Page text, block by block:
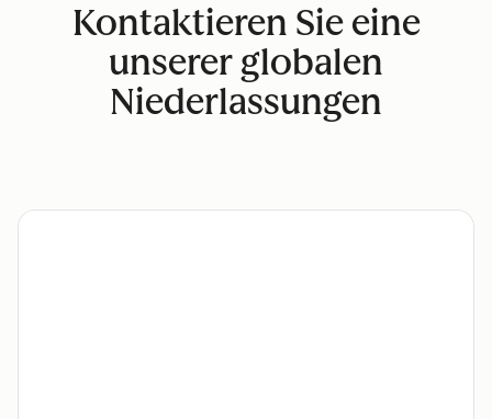
Kontaktieren Sie eine
unserer globalen
Niederlassungen